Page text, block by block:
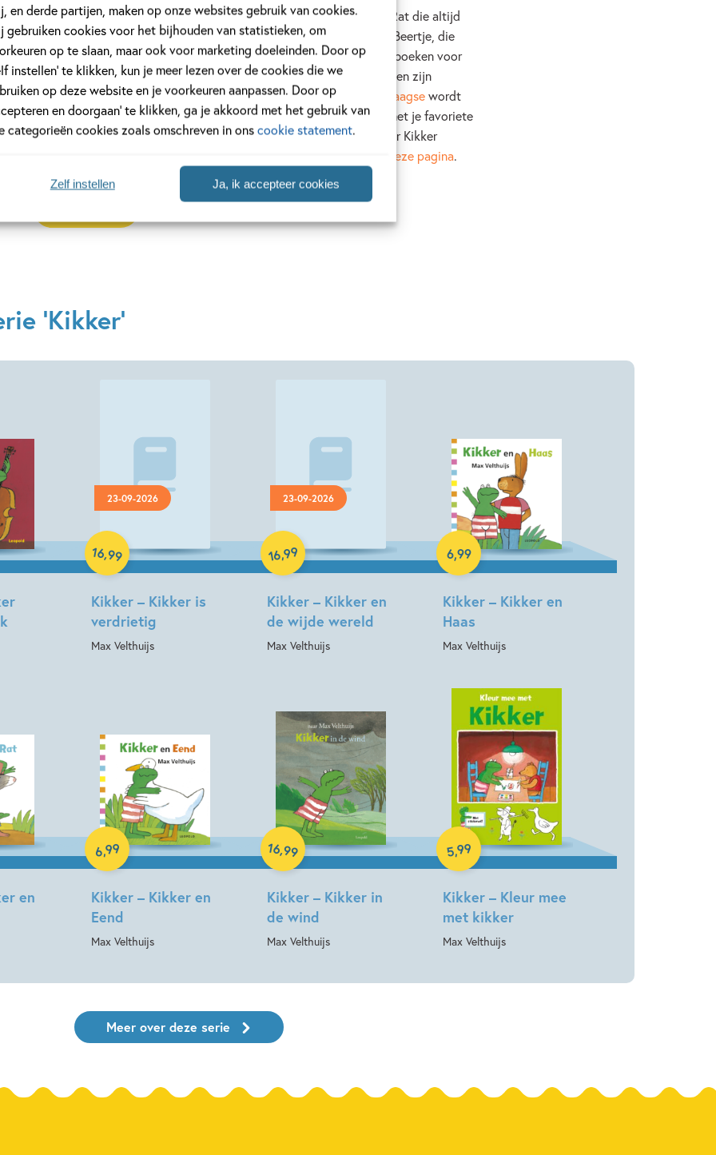
en derde partijen, maken op onze websites gebruik van cookies.
gebruiken cookies voor het bijhouden van statistieken, om
op te slaan, maar ook voor marketing doeleinden. Door op
instellen’ te klikken, kun je meer lezen over de cookies die we
op deze website en je voorkeuren aanpassen. Door op
en doorgaan’ te klikken, ga je akkoord met het gebruik van
categorieën cookies zoals omschreven in onscookie statement.
Ja, ik accepteer cookies
Zelf instellen
Haas die heel veel weet, Varkentje die zulke lekkere taarten bakt, Rat die altijd
een oplossing weet, Eend, die het liefst altijd bij Kikker wil zijn en Beertje, die
door Kikker wordt gevonden en bij hem mag wonen. Er zijn Kikker-boeken voor
baby's, peutersenkleuters, ontdek alles over de wereld van Kikker en zijn
vriendjes op deze pagina. En wist je dat er elk jaar eenKikkertiendaagsewordt
gehouden? Dit is hét moment om thuis of in de klas bezig te zijn met je favoriete
groene held! Wil je liever een kant-en-klaar pakket met boeken over Kikker
deze pagina.
'Kikker'
23-09-2026
Kikker – Kikker is
verdrietig
Max Velthuijs
16,99
Hardcover
23-09-2026
Kikker – Kikker en
de wijde wereld
Max Velthuijs
16,99
Hardcover
Kikker – Kikker en
Haas
Max Velthuijs
6,99
Hardcover
en
Kikker – Kikker en
Eend
Max Velthuijs
6,99
Hardcover
Kikker – Kikker in
de wind
Max Velthuijs
16,99
Hardcover
Kikker – Kleur mee
met kikker
Max Velthuijs
5,99
Paperback
Meer over deze serie